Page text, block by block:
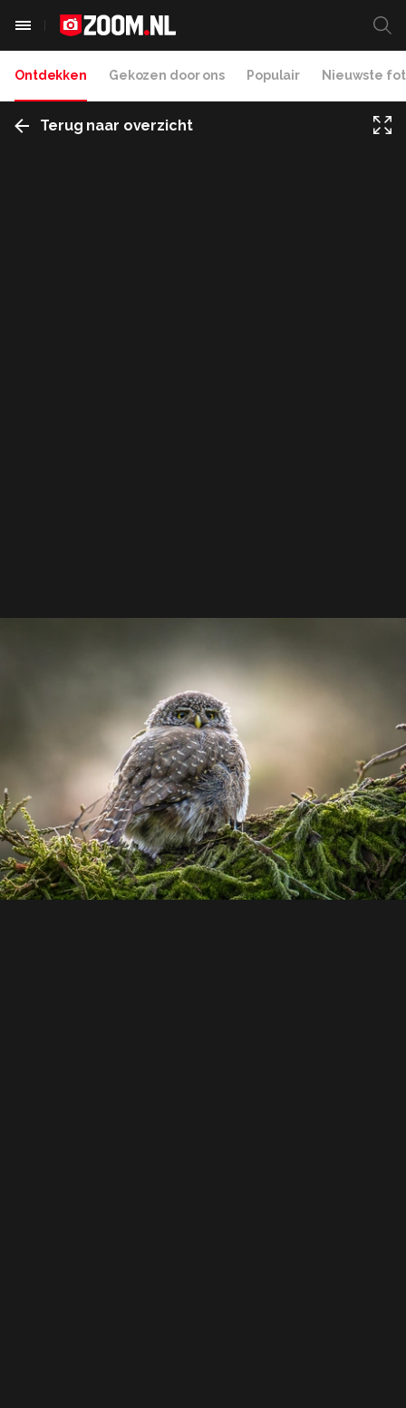
Ontdekken Gekozen door ons Populair Nieuwste
Terug naar overzicht